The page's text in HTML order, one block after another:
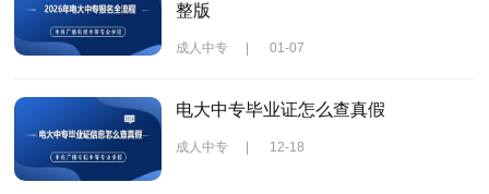
整版
成人中专 01-07
电大中专毕业证怎么查真假
成人中专 12-18